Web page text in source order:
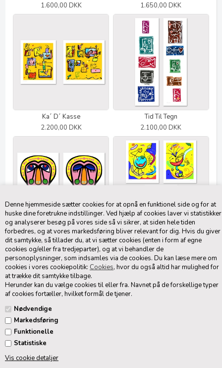
Denne hjemmeside sætter cookies for at opnå en funktionel side og for at
huske dine foretrukne indstillinger. Ved hjælp af cookies laver vi statistikker
og analyserer besøg på vores side så vi sikrer, at siden hele tiden
forbedres, og at vores markedsføring bliver relevant for dig. Hvis du giver
dit samtykke, så tillader du, at vi sætter cookies (enten i form af egne
cookies og/eller fra tredjeparter), og at vi behandler de
personoplysninger, som indsamles via de cookies. Du kan læse mere om
cookies i vores cookiepolitik: Cookies, hvor du også altid har mulighed for
at trække dit samtykke tilbage.
Herunder kan du vælge cookies til eller fra. Navnet på de forskellige typer
af cookies fortæller, hvilket formål de tjener.
Nødvendige
Markedsføring
Funktionelle
Statistiske
Vis cookie detaljer
1.600,00 DKK
1.650,00 DKK
Ka´ D´ Kasse
2.200,00 DKK
Tid Til Tegn
2.100,00 DKK
Se & Salig
1.100,00 DKK
Over-Hoved-Et
2.700,00 DKK
Hus & Harmonika